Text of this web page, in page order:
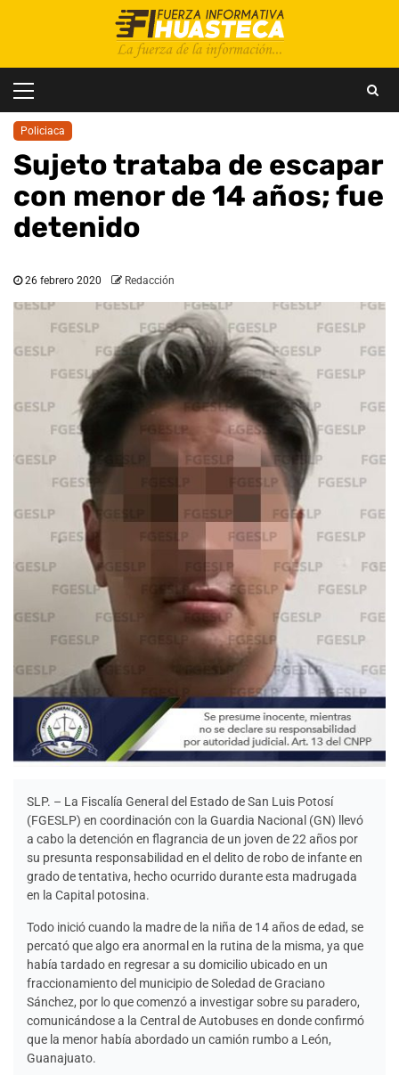
principal
Policiaca
Sujeto trataba de escapar
con menor de 14 años; fue
detenido
26 febrero 2020 Redacción
SLP. – La Fiscalía General del Estado de San Luis Potosí
(FGESLP) en coordinación con la Guardia Nacional (GN) llevó
a cabo la detención en flagrancia de un joven de 22 años por
su presunta responsabilidad en el delito de robo de infante en
grado de tentativa, hecho ocurrido durante esta madrugada
en la Capital potosina.
Todo inició cuando la madre de la niña de 14 años de edad, se
percató que algo era anormal en la rutina de la misma, ya que
había tardado en regresar a su domicilio ubicado en un
fraccionamiento del municipio de Soledad de Graciano
Sánchez, por lo que comenzó a investigar sobre su paradero,
comunicándose a la Central de Autobuses en donde confirmó
que la menor había abordado un camión rumbo a León,
Guanajuato.